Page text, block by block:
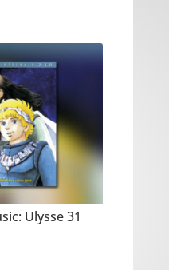
Ulysse 31